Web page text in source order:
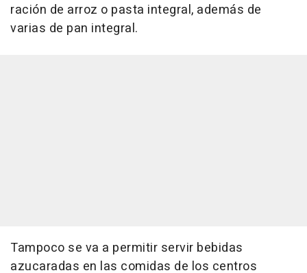
ración de arroz o pasta integral, además de
varias de pan integral.
Tampoco se va a permitir servir bebidas
azucaradas en las comidas de los centros